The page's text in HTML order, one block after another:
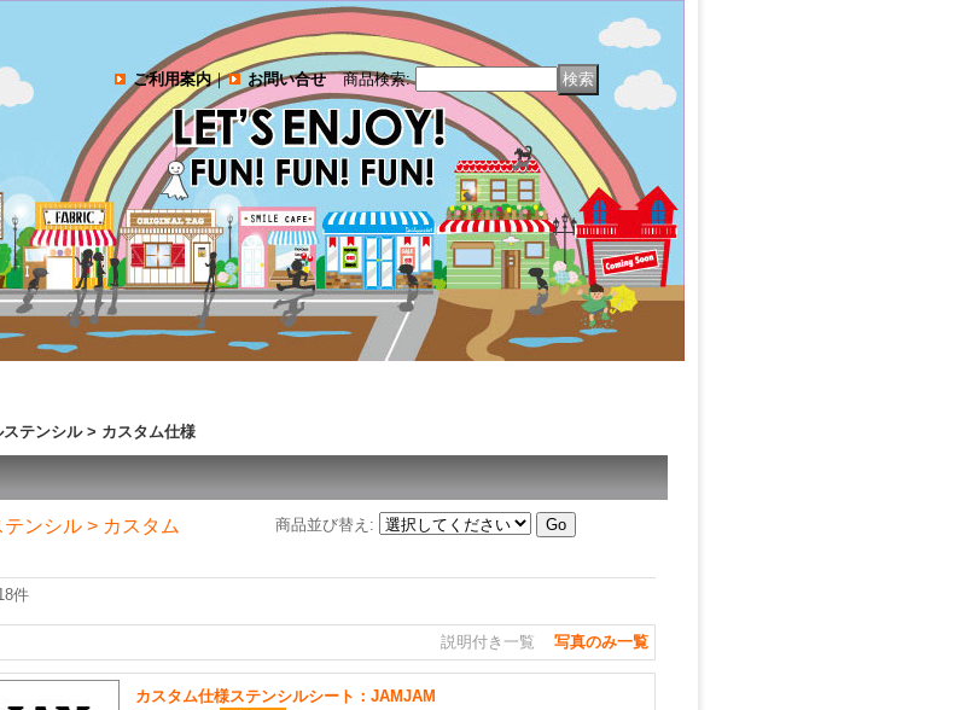
ご利用案内｜ お問い合せ 商品検索:
テンシル > カスタム仕様
ンシル > カスタム
商品並び替え :
件
説明付き一覧 写真のみ一覧
カスタム仕様ステンシルシート：JAMJAM